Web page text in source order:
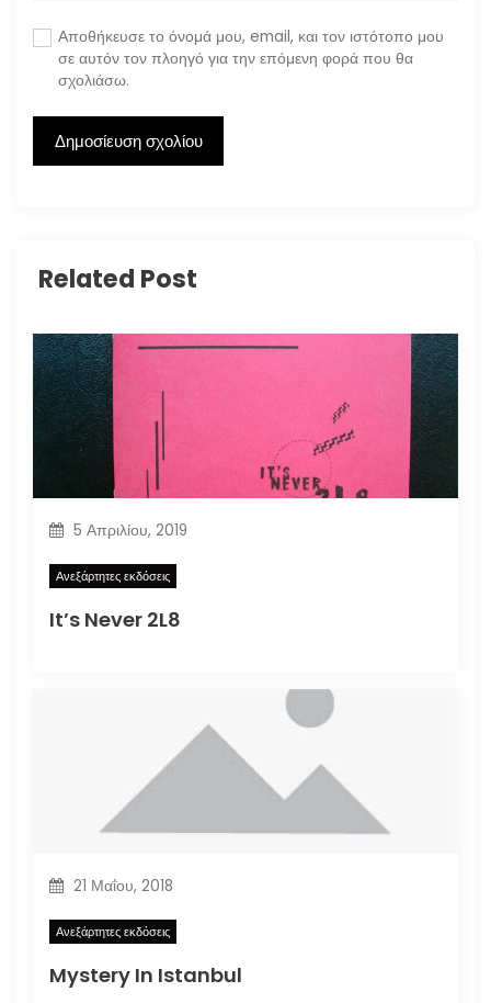
Αποθήκευσε το όνομά μου, email, και τον ιστότοπο μου
σε αυτόν τον πλοηγό για την επόμενη φορά που θα
σχολιάσω.
Related Post
5 Απριλίου, 2019
Ανεξάρτητες εκδόσεις
It’s Never 2L8
21 Μαΐου, 2018
Ανεξάρτητες εκδόσεις
Mystery In Istanbul